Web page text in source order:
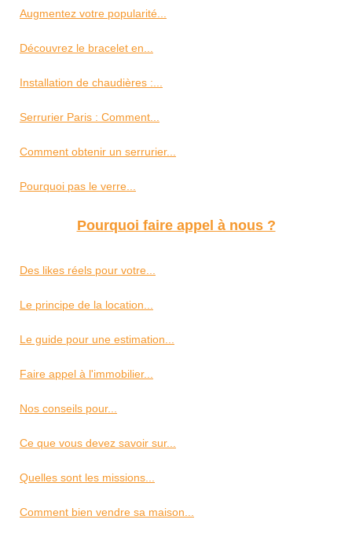
Augmentez votre popularité...
Découvrez le bracelet en...
Installation de chaudières :...
Serrurier Paris : Comment...
Comment obtenir un serrurier...
Pourquoi pas le verre...
Pourquoi faire appel à nous ?
Des likes réels pour votre...
Le principe de la location...
Le guide pour une estimation...
Faire appel à l'immobilier...
Nos conseils pour...
Ce que vous devez savoir sur...
Quelles sont les missions...
Comment bien vendre sa maison...